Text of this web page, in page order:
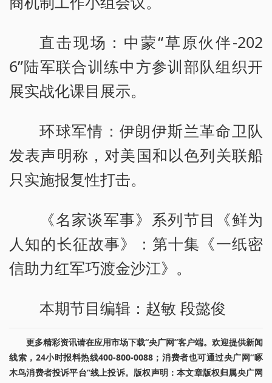
直击现场：中蒙“草原伙伴-202
6”陆军联合训练中方参训部队组织开
展实战化课目展示。
环球军情：伊朗伊斯兰革命卫队
发表声明称，对美国和以色列关联船
只实施报复性打击。
《名家谈军事》系列节目《鲜为
人知的长征故事》：第十集《一纸密
信助力红军巧渡金沙江》。
本期节目编辑：赵敏 段懿俊
更多精彩资讯请在应用市场下载“央广网”客户端。欢迎提供新闻
线索，24小时报料热线400-800-0088；消费者也可通过央广网“啄
木鸟消费者投诉平台”线上投诉。版权声明：本文章版权归属央广网